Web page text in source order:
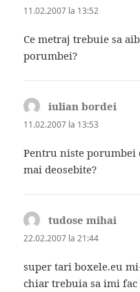
11.02.2007 la 13:52
Ce metraj trebuie sa
porumbei?
iulian bordei
11.02.2007 la 13:53
Pentru niste porumbei
mai deosebite?
tudose mihai
22.02.2007 la 21:44
super tari boxele.eu
chiar trebuia sa imi fac